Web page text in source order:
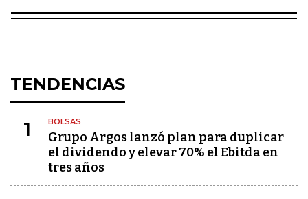
TENDENCIAS
1 BOLSAS
Grupo Argos lanzó plan para duplicar
el dividendo y elevar 70% el Ebitda en
tres años